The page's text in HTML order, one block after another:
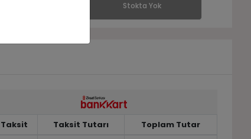
Stokta Yok
Taksit Taksit Tutarı
Toplam Tutar